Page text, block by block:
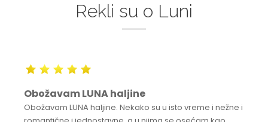
Rekli su o Luni
Obožavam LUNA haljine
Obožavam LUNA haljine. Nekako su u isto vreme i nežne i